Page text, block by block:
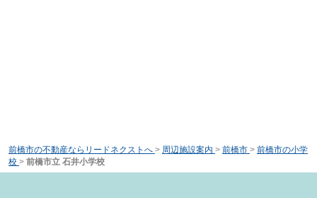
前橋市の不動産ならリードネクストへ > 周辺施設案内 > 前橋市 > 前橋市の小学
校 > 前橋市立 石井小学校